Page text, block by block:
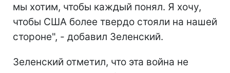
мы хотим, чтобы каждый понял. Я хочу,
чтобы США более твердо стояли на нашей
стороне", - добавил Зеленский.
Зеленский отметил, что эта война не